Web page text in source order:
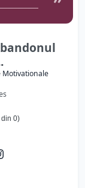
Motivationale
din 0)